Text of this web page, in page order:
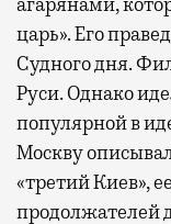
царь». Его
Судного дня.
Руси. Однако
популярной в
Москву
«третий Киев»,
продолжателей